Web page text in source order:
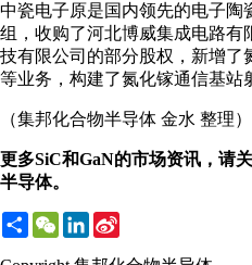
中瓷电子原是国内领先的电子陶
组，收购了河北博威集成电路有
技有限公司的部分股权，新增了
等业务，构建了氮化镓通信基站
（集邦化合物半导体 金水 整理）
更多SiC和GaN的市场资讯，请
半导体。
Share WeChatLinkedIn